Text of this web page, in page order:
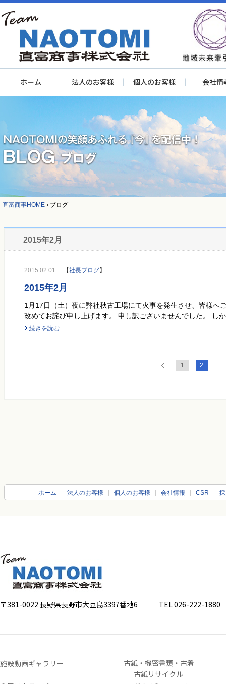
ホーム 法人のお客様 個人のお客様 会社情
直富商事HOME › ブログ
2015年2月
2015.02.01 【社長ブログ】
2015年2月
1月17日（土）夜に弊社秋古工場にて火事を発生させ、皆様へ
改めてお詫び申し上げます。 申し訳ございませんでした。 し
続きを読む
1 2
ホーム 法人のお客様 個人のお客様 会社情報 CSR
〒381-0022 長野県長野市大豆島3397番地6 TEL 026-222-1880
施設動画ギャラリー
古紙・機密書類・古着
古紙リサイクル